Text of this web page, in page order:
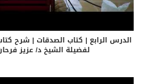
الدرس الرابع | كتاب الصدقات | شرح
لفضيلة الشيخ د/ عزيز